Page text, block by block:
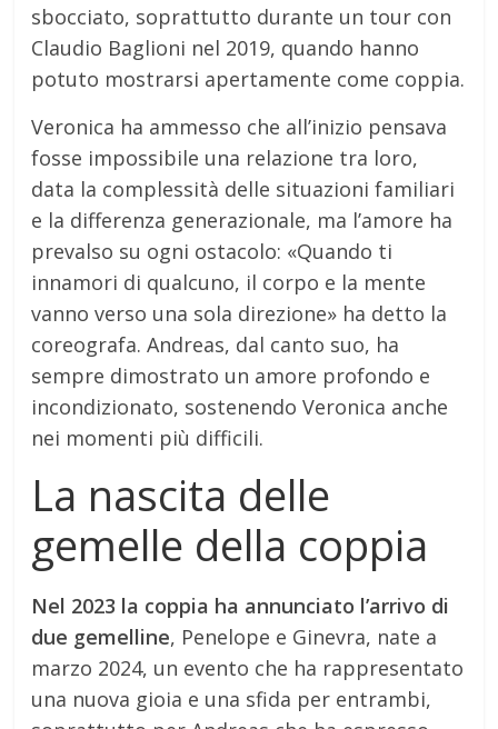
sbocciato, soprattutto durante un tour con
Claudio Baglioni nel 2019, quando hanno
potuto mostrarsi apertamente come coppia.
Veronica ha ammesso che all’inizio pensava
fosse impossibile una relazione tra loro,
data la complessità delle situazioni familiari
e la differenza generazionale, ma l’amore ha
prevalso su ogni ostacolo: «Quando ti
innamori di qualcuno, il corpo e la mente
vanno verso una sola direzione» ha detto la
coreografa. Andreas, dal canto suo, ha
sempre dimostrato un amore profondo e
incondizionato, sostenendo Veronica anche
nei momenti più difficili.
La nascita delle
gemelle della coppia
Nel 2023 la coppia ha annunciato l’arrivo di
due gemelline, Penelope e Ginevra, nate a
marzo 2024, un evento che ha rappresentato
una nuova gioia e una sfida per entrambi,